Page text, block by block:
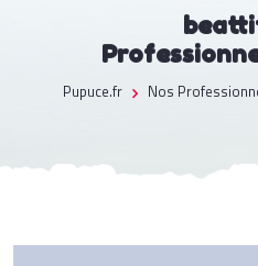
Pupuce.fr Nos